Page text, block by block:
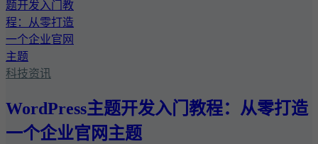
科技资讯
WordPress主题开发入门教程：从零打造
一个企业官网主题